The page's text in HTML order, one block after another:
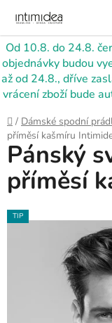
obsah
Od 10.8. do 24.8.
objednávky budou
až od 24.8., dříve
vrácení zboží bude
Domů
/ Dámské spodní
příměsí kašmíru
Pánský
příměsí
TIP